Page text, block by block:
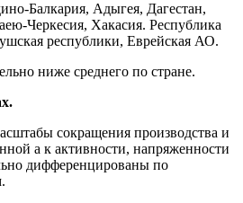
Балкария, Адыгея, Дагестан,
Черкесия, Хакасия. Республика
республики, Еврейская АО.
ниже среднего по стране.
сокращения производства и
а к активности, напряженности
дифференцированы по